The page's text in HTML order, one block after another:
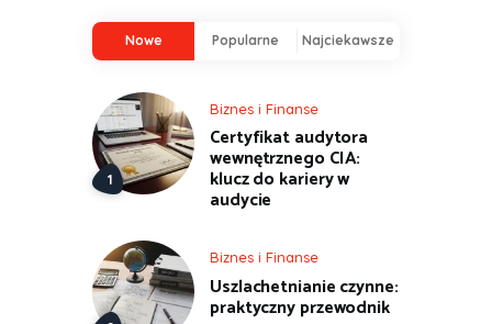
Nowe Popularne Najciekawsze
Biznes i Finanse
Certyfikat audytora
wewnętrznego CIA:
klucz do kariery w
audycie
Biznes i Finanse
Uszlachetnianie czynne:
praktyczny przewodnik